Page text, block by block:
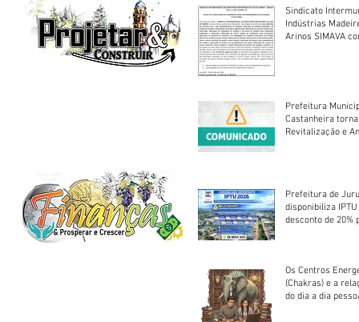
Sindicato
Indústrias
Arinos SIMAVA convoca à
Prefeitura
Castanheira
Revitalização e
Prefeitura de
disponibiliza
desconto de 20%
Os Centros
(Chakras) e a
do dia a dia